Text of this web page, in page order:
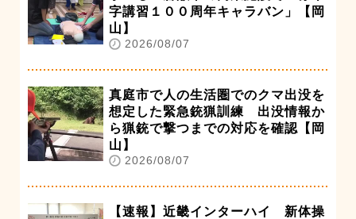
字講習１００周年キャラバン」【岡
山】
2026/08/07
真庭市で人の生活圏でのクマ出没を
想定した緊急銃猟訓練 出没情報か
ら猟銃で撃つまでの対応を確認【岡
山】
2026/08/07
【速報】近畿インターハイ 新体操